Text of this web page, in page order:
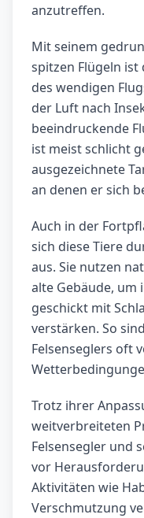
anzutreffen.
Mit seinem
spitzen Flügeln ist
des wendigen
der Luft nach
beeindruckende
ist meist schlicht
ausgezeichnete
an denen er sich
Auch in der
sich diese Tiere
aus. Sie nutzen
alte Gebäude, um
geschickt mit
verstärken. So
Felsenseglers oft
Trotz ihrer
weitverbreiteten
Felsensegler und
vor
Aktivitäten wie
Verschmutzung